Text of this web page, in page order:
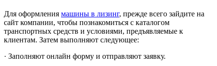
Для оформления машины в лизинг, прежде всего зайдите на
сайт компании, чтобы познакомиться с каталогом
транспортных средств и условиями, предъявляемые к
клиентам. Затем выполняют следующее:
· Заполняют онлайн форму и отправляют заявку.